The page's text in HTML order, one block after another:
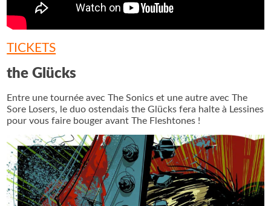
TICKETS
the Glücks
Entre une tournée avec The Sonics et une autre avec The
Sore Losers, le duo ostendais the Glücks fera halte à Lessines
pour vous faire bouger avant The Fleshtones !